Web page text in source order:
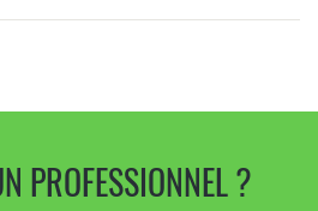
PROFESSIONNEL ?